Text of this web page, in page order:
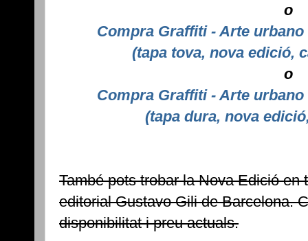
o
Compra Graffiti - Arte
(tapa tova, nova edició,
o
Compra Graffiti - Arte
(tapa dura, nova
També pots trobar la Nova Edició
editorial Gustavo Gili de Barcelona.
disponibilitat i preu actuals.